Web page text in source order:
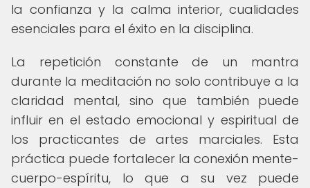
la confianza y la calma interior, cualidades
esenciales para el éxito en la disciplina.
La repetición constante de un mantra
durante la meditación no solo contribuye a la
claridad mental, sino que también puede
influir en el estado emocional y espiritual de
los practicantes de artes marciales. Esta
práctica puede fortalecer la conexión mente-
cuerpo-espíritu, lo que a su vez puede